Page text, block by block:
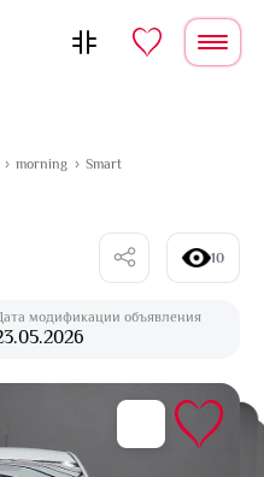
morning Smart
10
модификации объявления